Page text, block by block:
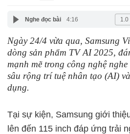
Nghe đọc bài 4:16
Ngày 24/4 vừa qua, Samsung
dòng sản phẩm TV AI 2025,
mạnh mẽ trong công nghệ
sâu rộng trí tuệ nhân tạo (AI)
dụng.
Tại sự kiện, Samsung giới
lên đến 115 inch đáp ứng trải